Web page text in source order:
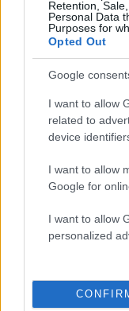
Retention,
Personal Data
Purposes for
Opted Out
Google
I want to allow
related to
device
I want to allow
Google for
I want to allow
personalized
Όροι Χρήσης. Το site
Πολιτική Απορρήτου&
Ακολουθήστε το
τελευταία νέατης